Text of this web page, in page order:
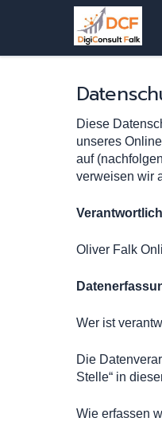
Diese
unseres
auf
verweisen wir
Oliver Falk
Wer ist
Die
Stelle“ in
Wie erfassen